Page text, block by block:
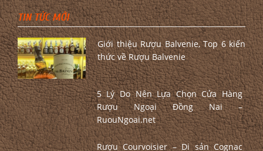
TIN TỨC MỚI
Giới thiệu Rượu Balvenie, Top 6 kiến
thức về Rượu Balvenie
5 Lý Do Nên Lựa Chọn Cửa Hàng
Rượu Ngoại Đồng Nai –
RuouNgoai.net
Rượu Courvoisier – Di sản Cognac